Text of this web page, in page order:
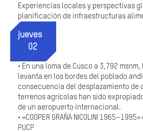
Experiencias locales y perspectivas
planificación de infraestructuras
jueves
02
• En una loma de Cusco a 3,792 msnm,
levanta en los bordes del poblado
consecuencia del desplazamiento de
terrenos agrícolas han sido
de un aeropuerto internacional.
• «COOPER GRAÑA NICOLINI
PUCP